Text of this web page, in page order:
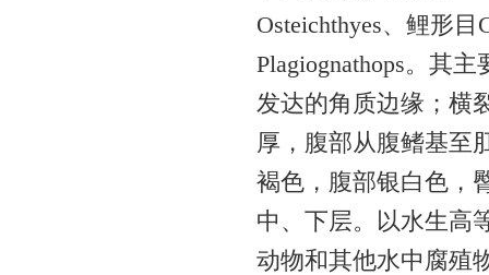
Osteichthyes、鲤形
Plagiognathops。其
发达的角质边缘；横
厚，腹部从腹鳍基至
褐色，腹部银白色，
中、下层。以水生高
动物和其他水中腐殖